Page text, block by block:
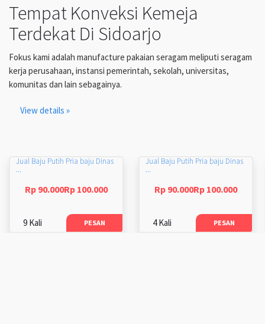
Tempat Konveksi Kemeja
Terdekat Di Sidoarjo
Fokus kami adalah manufacture pakaian seragam meliputi seragam
kerja perusahaan, instansi pemerintah, sekolah, universitas,
komunitas dan lain sebagainya.
View details »
Jual Baju Putih Pria baju Dinas
...
Rp 90.000Rp 100.000
9 Kali PESAN
Jual Baju Putih Pria baju Dinas
...
Rp 90.000Rp 100.000
4 Kali PESAN